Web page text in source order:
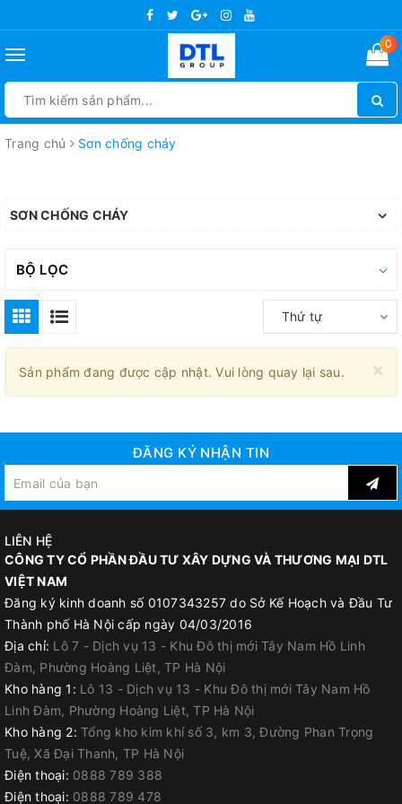
Toggle
0
Trang chủ Sơn chống cháy
SƠN CHỐNG CHÁY
BỘ LỌC
Thứ tự
×
Sản phẩm đang được cập nhật. Vui lòng quay lại sau.
ĐĂNG KÝ NHẬN TIN
LIÊN HỆ
CÔNG TY CỔ PHẦN ĐẦU TƯ XÂY DỰNG VÀ THƯƠNG MẠI DTL
VIỆT NAM
Đăng ký kinh doanh số 0107343257 do Sở Kế Hoạch và Đầu Tư
Thành phố Hà Nội cấp ngày 04/03/2016
Địa chỉ: Lô 7 - Dịch vụ 13 - Khu Đô thị mới Tây Nam Hồ Linh
Đàm, Phường Hoàng Liệt, TP Hà Nội
Kho hàng 1: Lô 13 - Dịch vụ 13 - Khu Đô thị mới Tây Nam Hồ
Linh Đàm, Phường Hoàng Liệt, TP Hà Nội
Kho hàng 2: Tổng kho kim khí số 3, km 3, Đường Phan Trọng
Tuệ, Xã Đại Thanh, TP Hà Nội
Điện thoại: 0888 789 388
Điện thoại: 0888 789 478